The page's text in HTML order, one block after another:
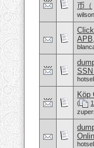
币（
Köp
( 1